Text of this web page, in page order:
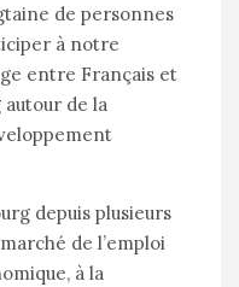
de personnes
à notre
entre Français et
de la
depuis plusieurs
de l’emploi
à la